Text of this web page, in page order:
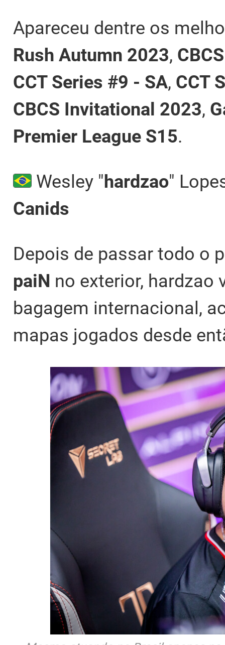
Apareceu dentre os
Rush Autumn 2023,
CCT Series #9 - SA, CCT
CBCS Invitational 2023,
Premier League S15.
Wesley "hardzao"
Canids
Depois de passar todo o
paiN no exterior, hardzao
bagagem internacional,
mapas jogados desde